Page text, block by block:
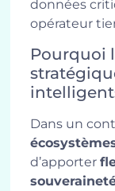
données
opérateur
Pourquoi
Dans un
d’apporter